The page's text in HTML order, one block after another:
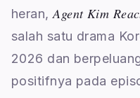
heran,Agent Kim
salah satu drama
2026 dan
positifnya pada